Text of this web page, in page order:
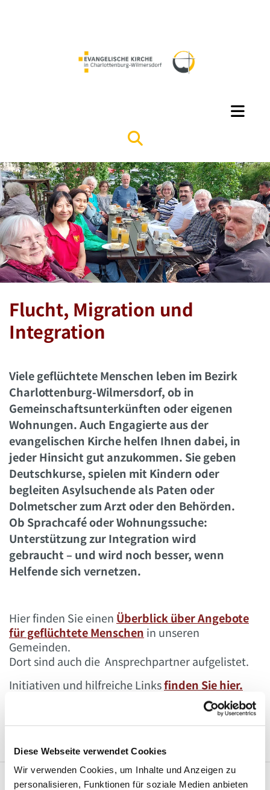
Diese Webseite verwendet Cookies
Wir verwenden Cookies, um Inhalte und Anzeigen zu
personalisieren, Funktionen für soziale Medien anbieten
Flucht, Migration und
Integration
Viele geflüchtete Menschen leben im Bezirk
Charlottenburg-Wilmersdorf, ob in
Gemeinschaftsunterkünften oder eigenen
Wohnungen. Auch Engagierte aus der
evangelischen Kirche helfen Ihnen dabei, in
jeder Hinsicht gut anzukommen. Sie geben
Deutschkurse, spielen mit Kindern oder
begleiten Asylsuchende als Paten oder
Dolmetscher zum Arzt oder den Behörden.
Ob Sprachcafé oder Wohnungssuche:
Unterstützung zur Integration wird
gebraucht – und wird noch besser, wenn
Helfende sich vernetzen.
Hier finden Sie einen Überblick über Angebote
für geflüchtete Menschen in unseren
Gemeinden.
Dort sind auch die Ansprechpartner aufgelistet.
Initiativen und hilfreiche Linksfinden Sie hier.
Wenn Sie sich engagieren möchten oder Fragen
haben, wenden Sie sich gern an Susanne Pumpe.